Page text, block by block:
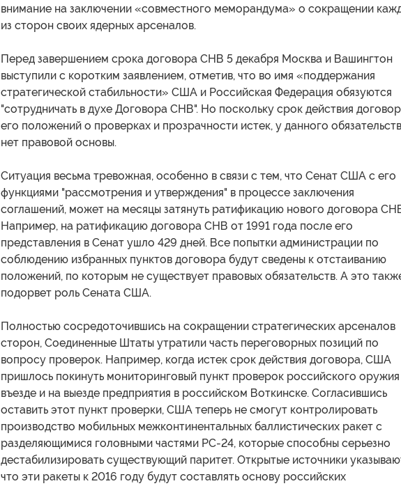
внимание на заключении «совместного меморандума» о сокращении
из сторон своих ядерных арсеналов.
Перед завершением срока договора СНВ 5 декабря Москва и Вашингтон
выступили с коротким заявлением, отметив, что во имя «поддержания
стратегической стабильности» США и Российская Федерация обязуются
"сотрудничать в духе Договора СНВ". Но поскольку срок действия
его положений о проверках и прозрачности истек, у данного
нет правовой основы.
Ситуация весьма тревожная, особенно в связи с тем, что Сенат США с его
функциями "рассмотрения и утверждения" в процессе заключения
соглашений, может на месяцы затянуть ратификацию нового договора
Например, на ратификацию договора СНВ от 1991 года после его
представления в Сенат ушло 429 дней. Все попытки администрации по
соблюдению избранных пунктов договора будут сведены к отстаиванию
положений, по которым не существует правовых обязательств. А это
подорвет роль Сената США.
Полностью сосредоточившись на сокращении стратегических арсеналов
сторон, Соединенные Штаты утратили часть переговорных позиций по
вопросу проверок. Например, когда истек срок действия договора, США
пришлось покинуть мониторинговый пункт проверок российского
въезде и на выезде предприятия в российском Воткинске. Согласившись
оставить этот пункт проверки, США теперь не смогут контролировать
производство мобильных межконтинентальных баллистических ракет с
разделяющимися головными частями РС-24, которые способны серьезно
дестабилизировать существующий паритет. Открытые источники
что эти ракеты к 2016 году будут составлять основу российских